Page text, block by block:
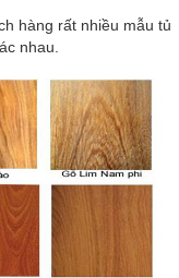
hàng rất nhiều mẫu tủ
nhau.